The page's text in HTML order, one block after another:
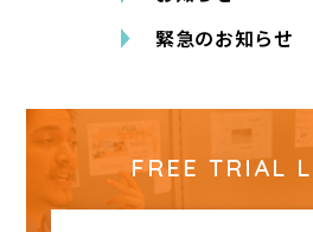
緊急のお知らせ
FREE TRIAL